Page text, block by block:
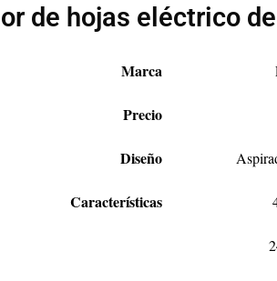
de hojas eléctrico
Marca
Precio
Diseño
Características